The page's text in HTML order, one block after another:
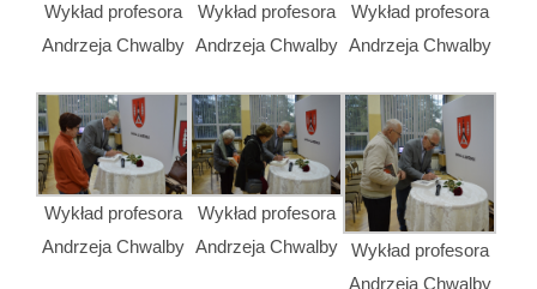
Wykład profesora
Andrzeja Chwalby
Wykład profesora
Andrzeja Chwalby
Wykład profesora
Andrzeja Chwalby
Wykład profesora
Andrzeja Chwalby
Wykład profesora
Andrzeja Chwalby
Wykład profesora
Andrzeja Chwalby